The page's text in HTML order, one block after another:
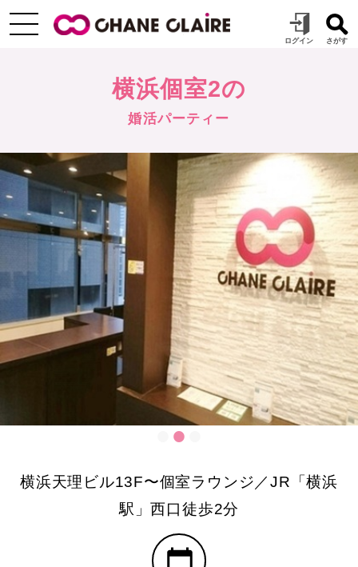
横浜個室2の
婚活パーティー
横浜天理ビル13F〜個室ラウンジ／JR「横浜
駅」西口徒歩2分